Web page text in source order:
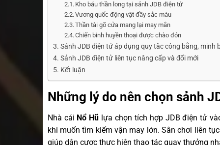
Kho báu thần long tại sảnh JDB điện tử
Vương quốc động vật đầy sắc màu
Thần tài gõ cửa mang lại may mắn
Chiến binh huyền thoại được chào đón
Sảnh JDB điện tử áp dụng quy tắc công bằng, minh
Sảnh JDB điện tử liên tục nâng cấp và đổi mới
Kết luận
Những lý do nên chọn sảnh
Nhà cái Nổ Hũ lựa chọn tích hợp JDB điện tử
khi muốn tìm kiếm vận may lớn. Sân chơi liên
giúp dân cược thực hiện thao tác quay thưởng